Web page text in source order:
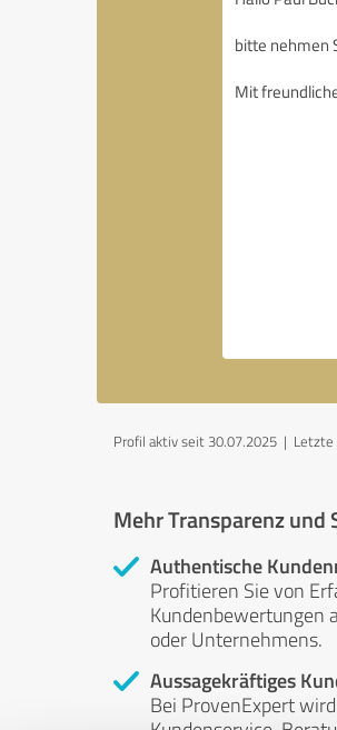
Profil aktiv seit 30.07.2025 | Letzte
Mehr Transparenz und
Authentische
Profitieren Sie von
Kundenbewertungen
oder Unternehmens.
Aussagekräftiges
Bei ProvenExpert